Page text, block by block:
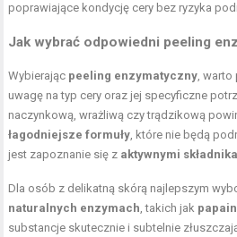
poprawiające kondycję cery bez ryzyka
Jak wybrać odpowiedni peeling
Wybierając peeling enzymatyczny, warto
uwagę na typ cery oraz jej specyficzne
naczynkową, wrażliwą czy trądzikową
łagodniejsze formuły, które nie będą
jest zapoznanie się z aktywnymi
Dla osób z delikatną skórą najlepszym
naturalnych enzymach, takich jak
substancje skutecznie i subtelnie